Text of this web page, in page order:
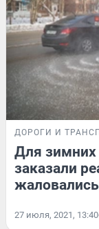
ДОРОГИ И
Для зимних
заказали
27 июля, 2021, 13:40